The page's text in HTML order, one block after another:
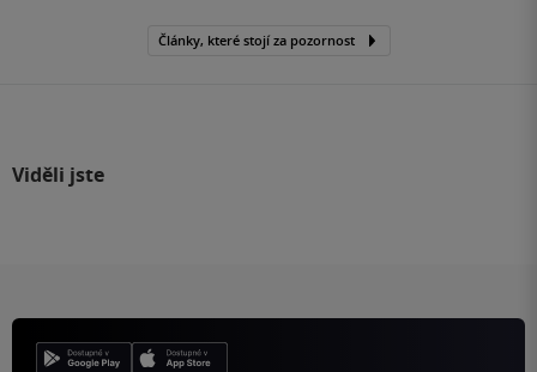
Články, které stojí za pozornost
Viděli jste